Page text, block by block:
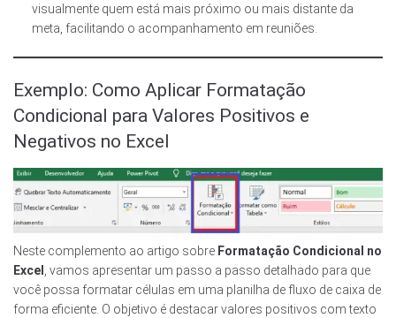
visualmente quem está mais próximo ou mais distante da
meta, facilitando o acompanhamento em reuniões.
Exemplo: Como Aplicar Formatação
Condicional para Valores Positivos e
Negativos no Excel
Neste complemento ao artigo sobre Formatação Condicional no
Excel , vamos apresentar um passo a passo detalhado para que
você possa formatar células em uma planilha de fluxo de caixa de
forma eficiente. O objetivo é destacar valores positivos com texto